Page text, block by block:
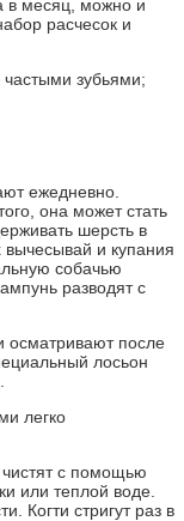
в месяц, можно и
расчесок и
частыми зубьями;
ежедневно.
она может стать
шерсть в
и купания
собачью
разводят с
осматривают после
лосьон
легко
чистят с помощью
или теплой воде.
Когти стригут раз в